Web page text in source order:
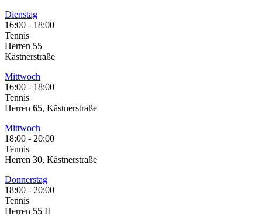
Dienstag
16:00 - 18:00
Tennis
Herren 55
Kästnerstraße
Mittwoch
16:00 - 18:00
Tennis
Herren 65, Kästnerstraße
Mittwoch
18:00 - 20:00
Tennis
Herren 30, Kästnerstraße
Donnerstag
18:00 - 20:00
Tennis
Herren 55 II